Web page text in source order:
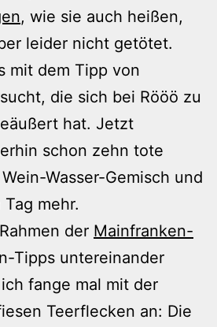
, wie sie auch heißen,
leider nicht getötet.
mit dem Tipp von
die sich bei Rööö zu
hat. Jetzt
schon zehn tote
Wasser-Gemisch und
mehr.
der Mainfranken-
Tipps untereinander
fange mal mit der
Teerflecken an: Die